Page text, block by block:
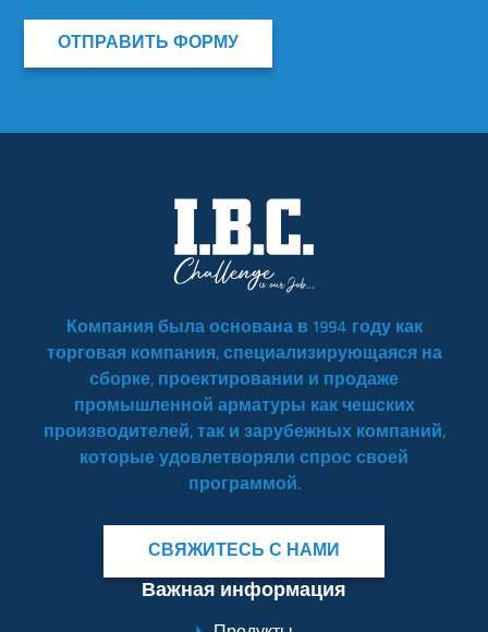
ОТПРАВИТЬ ФОРМУ
Компания была основана в 1994 году как
торговая компания, специализирующаяся на
сборке, проектировании и продаже
промышленной арматуры как чешских
производителей, так и зарубежных компаний,
которые удовлетворяли спрос своей
программой.
СВЯЖИТЕСЬ С НАМИ
Важная информация